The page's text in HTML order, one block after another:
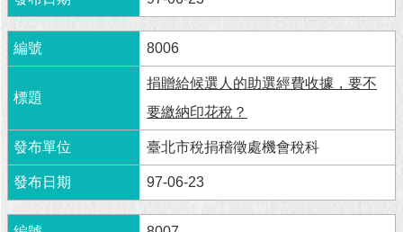
站
導
覽
English
常
見
問
答
8006
捐贈給候選人的助選經費收據，要不
要繳納印花稅？
臺北市稅捐稽徵處機會稅科
97-06-23